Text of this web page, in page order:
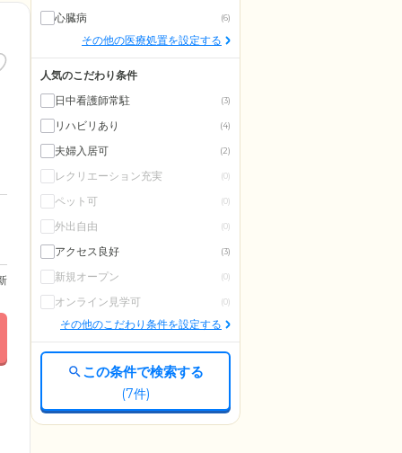
心臓病 (6)
その他の医療処置を設定する
人気のこだわり条件
日中看護師常駐
(3)
リハビリあり (4)
夫婦入居可 (2)
レクリエーション充実 (0)
ペット可 (0)
外出自由 (0)
アクセス良好 (3)
新規オープン (0)
オンライン見学可 (0)
その他のこだわり条件を設定する
この条件で検索する
(7件)